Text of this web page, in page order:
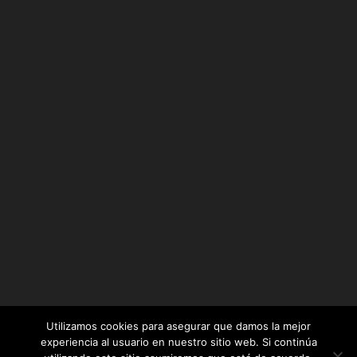
Utilizamos cookies para asegurar que damos la mejor
experiencia al usuario en nuestro sitio web. Si continúa